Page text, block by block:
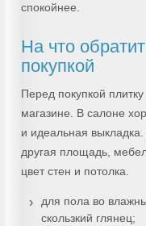
спокойнее.
На что
покупкой
Перед покупкой
магазине. В салоне
и идеальная
другая площадь,
цвет стен и потолка.
для пола во
скользкий глянец;